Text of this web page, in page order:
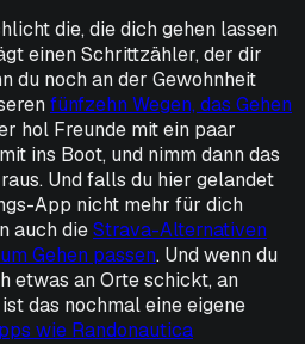
die, die dich gehen lassen
einen Schrittzähler, der dir
du noch an der Gewohnheit
fünfzehn Wegen, das Gehen
hol Freunde mit ein paar
mit ins Boot, und nimm dann das
Und falls du hier gelandet
App nicht mehr für dich
auch dieStrava-Alternativen
Gehen passen. Und wenn du
etwas an Orte schickt, an
das nochmal eine eigene
wie Randonautica